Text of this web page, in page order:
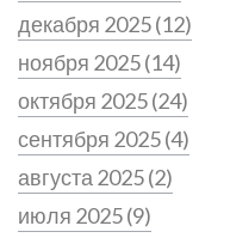
декабря 2025(12)
ноября 2025(14)
октября 2025(24)
сентября 2025(4)
августа 2025(2)
июля 2025(9)